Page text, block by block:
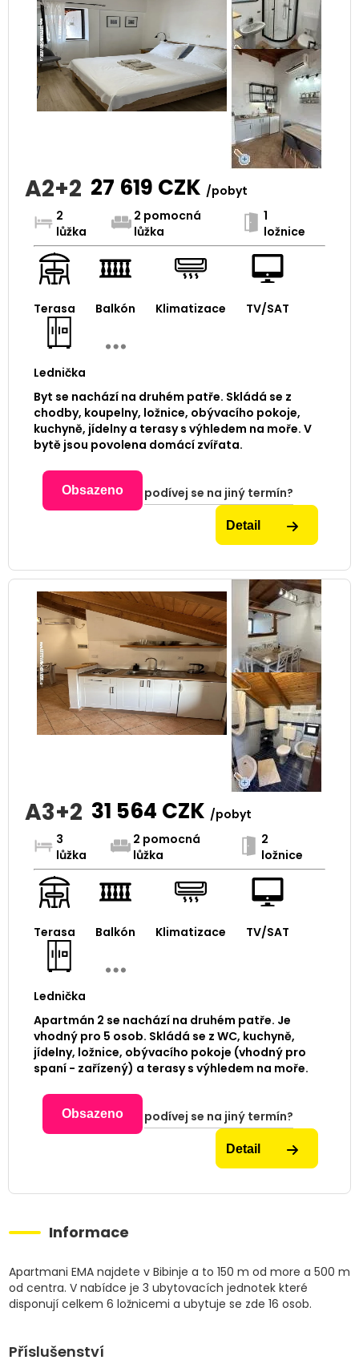
A2+2 27 619 CZK /pobyt
2
lůžka
2 pomocná
lůžka
1
ložnice
Terasa Balkón Klimatizace TV/SAT
Lednička
Byt se nachází na druhém patře. Skládá se z
chodby, koupelny, ložnice, obývacího pokoje,
kuchyně, jídelny a terasy s výhledem na moře. V
bytě jsou povolena domácí zvířata.
Obsazeno podívej se na jiný termín?
Detail
A3+2 31 564 CZK /pobyt
3
lůžka
2 pomocná
lůžka
2
ložnice
Terasa Balkón Klimatizace TV/SAT
Lednička
Apartmán 2 se nachází na druhém patře. Je
vhodný pro 5 osob. Skládá se z WC, kuchyně,
jídelny, ložnice, obývacího pokoje (vhodný pro
spaní - zařízený) a terasy s výhledem na moře.
Obsazeno podívej se na jiný termín?
Detail
Informace
Apartmani EMA najdete v Bibinje a to 150 m od more a 500 m
od centra. V nabídce je 3 ubytovacích jednotek které
disponují celkem 6 ložnicemi a ubytuje se zde 16 osob.
Příslušenství